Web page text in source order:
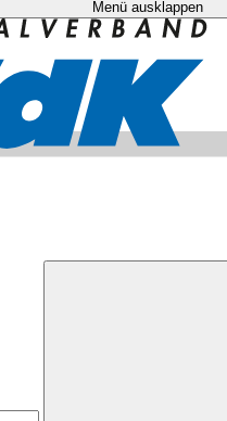
Menü ausklappen